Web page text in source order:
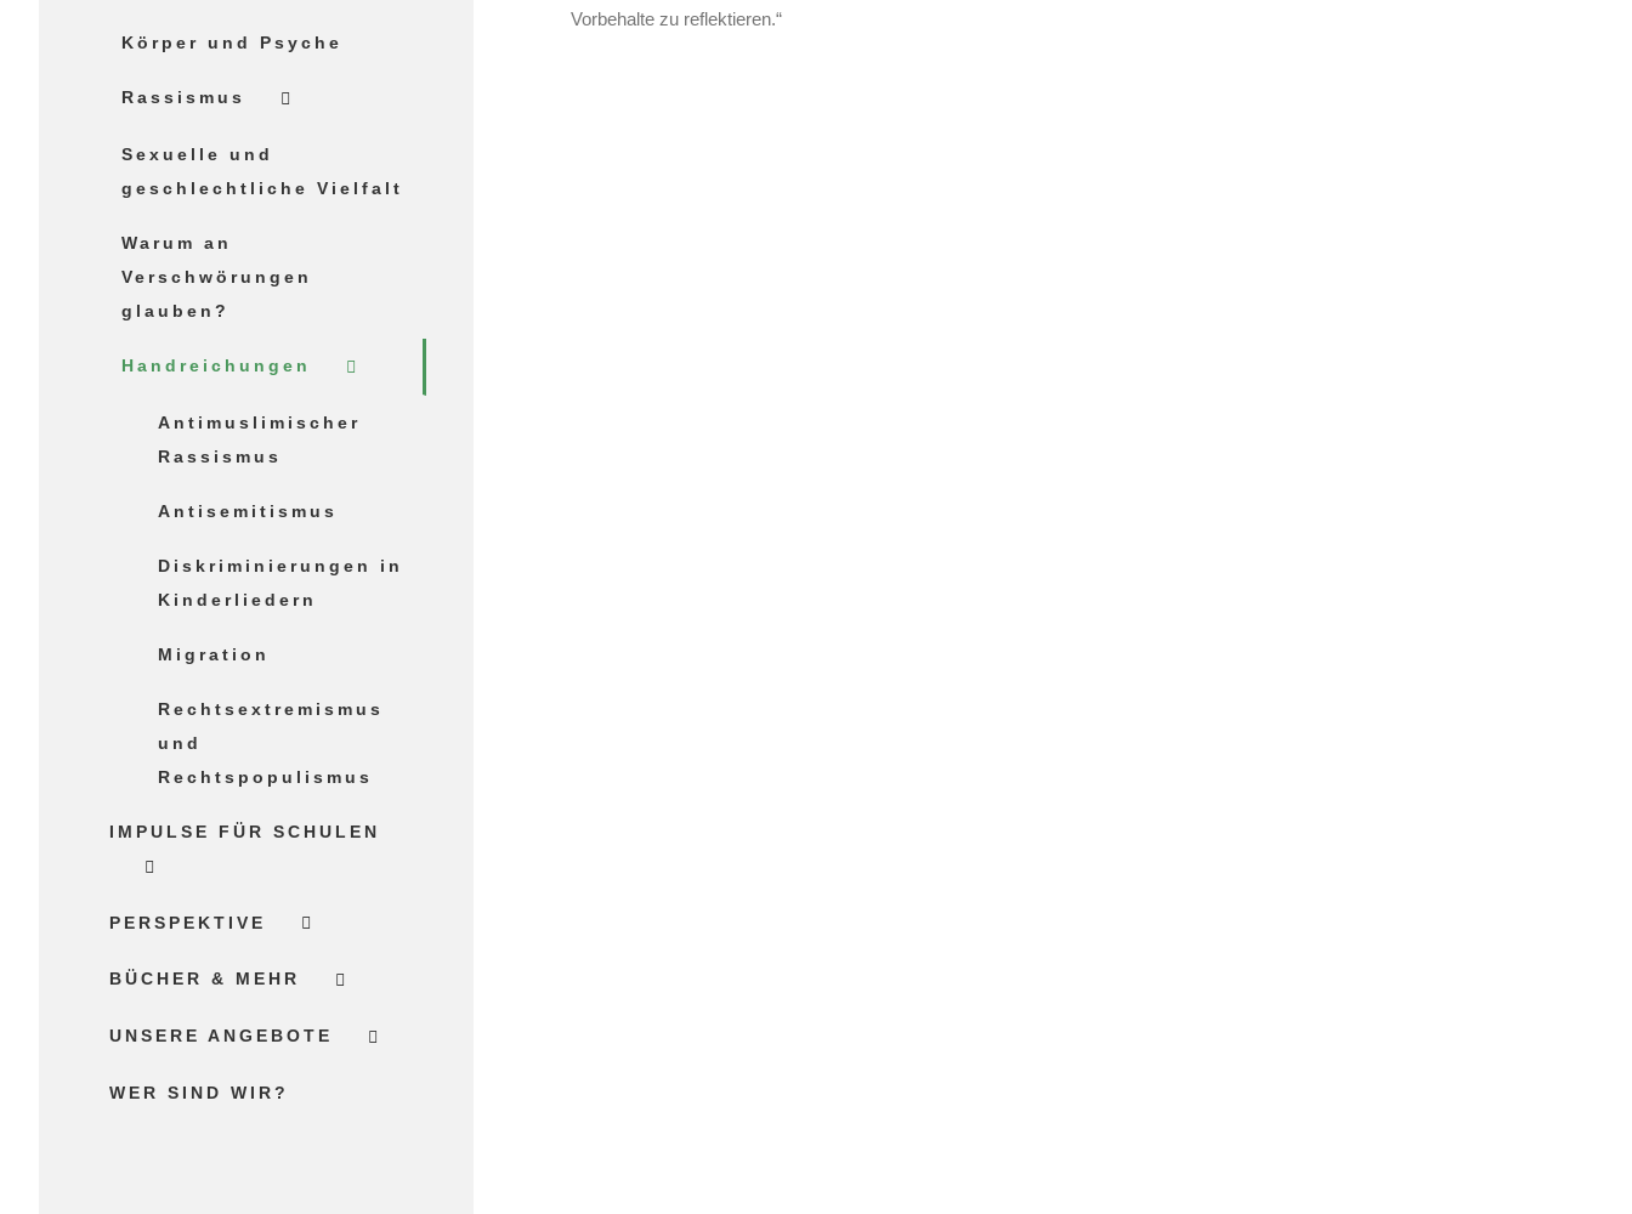
Vorbehalte zu reflektieren.“
Körper und Psyche
Rassismus
Sexuelle und
geschlechtliche Vielfalt
Warum an
Verschwörungen
glauben?
Handreichungen
Antimuslimischer
Rassismus
Antisemitismus
Diskriminierungen in
Kinderliedern
Migration
Rechtsextremismus
und
Rechtspopulismus
IMPULSE FÜR SCHULEN
PERSPEKTIVE
BÜCHER & MEHR
UNSERE ANGEBOTE
WER SIND WIR?